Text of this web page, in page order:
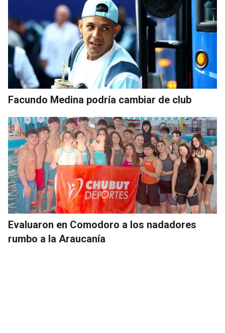
Facundo Medina podría cambiar de club
Evaluaron en Comodoro a los nadadores
rumbo a la Araucanía